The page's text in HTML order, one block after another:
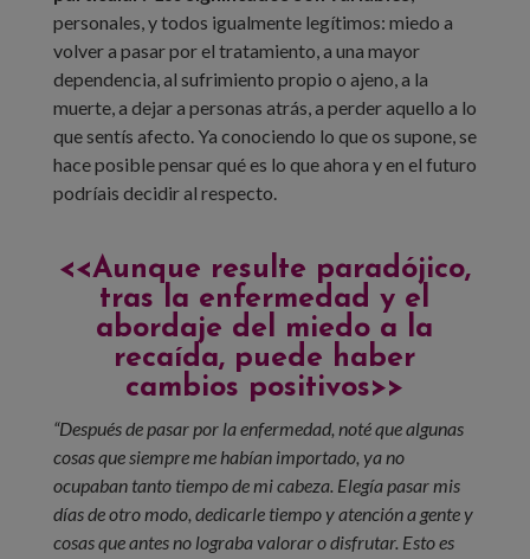
personales, y todos igualmente legítimos: miedo a
volver a pasar por el tratamiento, a una mayor
dependencia, al sufrimiento propio o ajeno, a la
muerte, a dejar a personas atrás, a perder aquello a lo
que sentís afecto. Ya conociendo lo que os supone, se
hace posible pensar qué es lo que ahora y en el futuro
podríais decidir al respecto.
<<Aunque resulte paradójico,
tras la enfermedad y el
abordaje del miedo a la
recaída, puede haber
cambios positivos>>
“Después de pasar por la enfermedad, noté que algunas
cosas que siempre me habían importado, ya no
ocupaban tanto tiempo de mi cabeza. Elegía pasar mis
días de otro modo, dedicarle tiempo y atención a gente y
cosas que antes no lograba valorar o disfrutar. Esto es